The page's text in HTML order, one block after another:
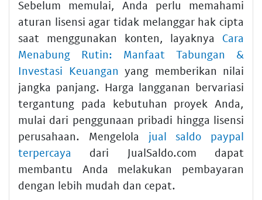
Sebelum memulai, Anda perlu memahami
aturan lisensi agar tidak melanggar hak cipta
saat menggunakan konten, layaknya Cara
Menabung Rutin: Manfaat Tabungan &
Investasi Keuangan yang memberikan nilai
jangka panjang. Harga langganan bervariasi
tergantung pada kebutuhan proyek Anda,
mulai dari penggunaan pribadi hingga lisensi
perusahaan. Mengelola jual saldo paypal
terpercaya dari JualSaldo.com dapat
membantu Anda melakukan pembayaran
dengan lebih mudah dan cepat.